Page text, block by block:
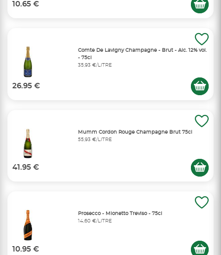
10.65 €
Comte De Lavigny Champagne - Brut - Alc. 12% vol.
- 75cl
35,93 €/LITRE
26.95 €
Mumm Cordon Rouge Champagne Brut 75cl
55,93 €/LITRE
41.95 €
Prosecco - Mionetto Treviso - 75cl
14,60 €/LITRE
10.95 €